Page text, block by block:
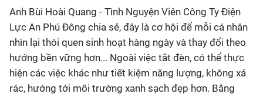
Anh Bùi Hoài Quang - Tình Nguyện Viên Công Ty Điện
Lực An Phú Đông chia sẻ, đây là cơ hội để mỗi cá nhân
nhìn lại thói quen sinh hoạt hàng ngày và thay đổi theo
hướng bền vững hơn... Ngoài việc tắt đèn, có thể thực
hiện các việc khác như tiết kiệm năng lượng, không xả
rác, hướng tới môi trường xanh sạch đẹp hơn. Bằng